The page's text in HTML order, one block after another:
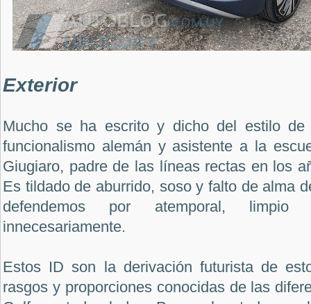
Exterior
Mucho se ha escrito y dicho del estilo de
funcionalismo alemán y asistente a la
Giugiaro, padre de las líneas rectas en los
Es tildado de aburrido, soso y falto de alma
defendemos por atemporal,
innecesariamente.
Estos ID son la derivación futurista de
rasgos y proporciones conocidas de las